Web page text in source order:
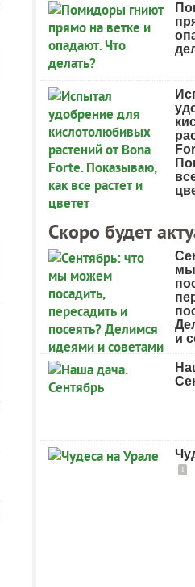
Скоро будет
и
1